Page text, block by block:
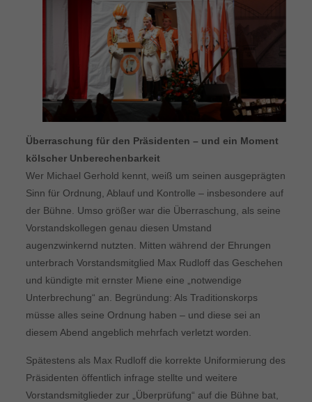
Überraschung für den Präsidenten – und ein Moment
kölscher Unberechenbarkeit
Wer Michael Gerhold kennt, weiß um seinen ausgeprägten
Sinn für Ordnung, Ablauf und Kontrolle – insbesondere auf
der Bühne. Umso größer war die Überraschung, als seine
Vorstandskollegen genau diesen Umstand
augenzwinkernd nutzten. Mitten während der Ehrungen
unterbrach Vorstandsmitglied Max Rudloff das Geschehen
und kündigte mit ernster Miene eine „notwendige
Unterbrechung“ an. Begründung: Als Traditionskorps
müsse alles seine Ordnung haben – und diese sei an
diesem Abend angeblich mehrfach verletzt worden.
Spätestens als Max Rudloff die korrekte Uniformierung des
Präsidenten öffentlich infrage stellte und weitere
Vorstandsmitglieder zur „Überprüfung“ auf die Bühne bat,